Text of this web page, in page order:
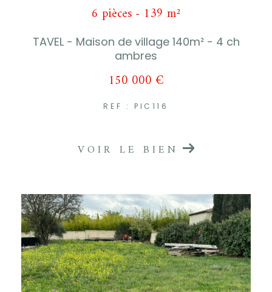
6 pièces - 139 m²
TAVEL - Maison de village 140m² - 4 ch
ambres
150 000 €
REF : PIC116
VOIR LE BIEN